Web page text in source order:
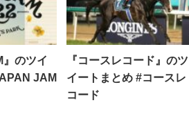
』のツイ
JAM
『コースレコード』のツ
イートまとめ #コースレ
コード